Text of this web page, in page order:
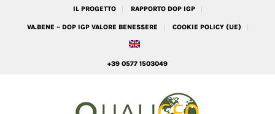
IL PROGETTO RAPPORTO DOP IGP
VA.BENE – DOP IGP VALORE BENESSERE COOKIE POLICY (UE)
+39 0577 1503049